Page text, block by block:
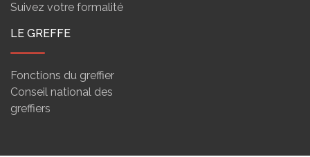
Suivez votre formalité
LE GREFFE
Fonctions du greffier
Conseil national des
greffiers